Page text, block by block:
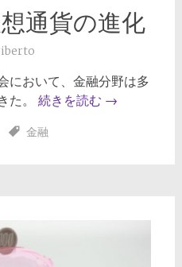
通貨の進化
において、金融分野は多
た。 続きを読む →
金融